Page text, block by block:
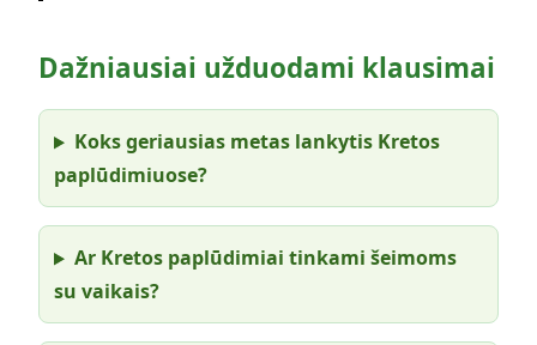
Dažniausiai užduodami klausimai
Koks geriausias metas lankytis Kretos
paplūdimiuose?
Ar Kretos paplūdimiai tinkami šeimoms
su vaikais?